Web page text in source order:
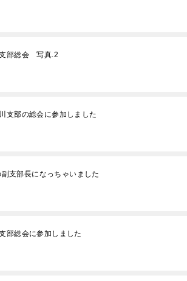
部総会 写真.2
支部の総会に参加しました
支部長になっちゃいました
部総会に参加しました